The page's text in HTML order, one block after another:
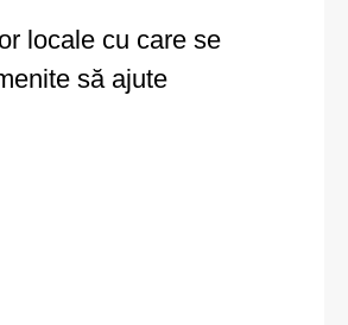
locale cu care se
să ajute